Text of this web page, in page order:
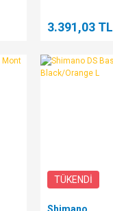
3.391,03 TL
TÜKENDİ